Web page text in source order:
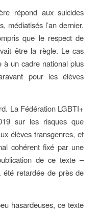
répond aux suicides
médiatisés l’an dernier.
que le respect de
être la règle. Le cas
à un cadre national plus
pour les élèves
La Fédération LGBTI+
sur les risques que
élèves transgenres, et
cohérent fixé par une
de ce texte –
retardée de près de
hasardeuses, ce texte